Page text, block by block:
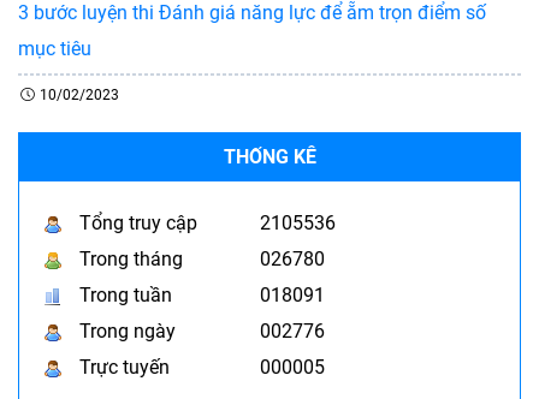
3 bước luyện thi Đánh giá năng lực để ẵm trọn điểm số
mục tiêu
10/02/2023
THỐNG KÊ
Tổng truy cập
2105536
Trong tháng
026780
Trong tuần
018091
Trong ngày
002776
Trực tuyến
000005